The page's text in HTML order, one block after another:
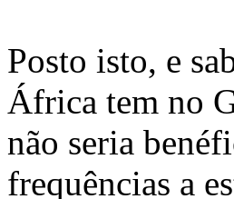
Posto isto, e
África tem no
não seria
frequências a